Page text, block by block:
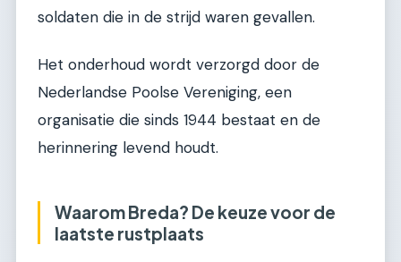
soldaten die in de strijd waren gevallen.
Het onderhoud wordt verzorgd door de
Nederlandse Poolse Vereniging, een
organisatie die sinds 1944 bestaat en de
herinnering levend houdt.
Waarom Breda? De keuze voor de
laatste rustplaats